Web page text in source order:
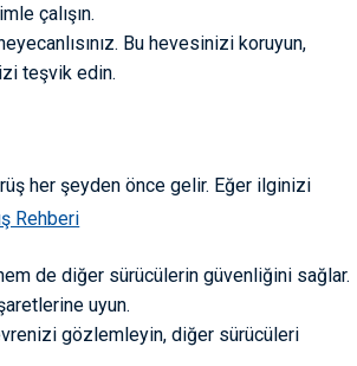
çalışın.
Bu hevesinizi koruyun,
teşvik edin.
her şeyden önce gelir. Eğer ilginizi
Rehberi
de diğer sürücülerin güvenliğini sağlar.
uyun.
gözlemleyin, diğer sürücüleri